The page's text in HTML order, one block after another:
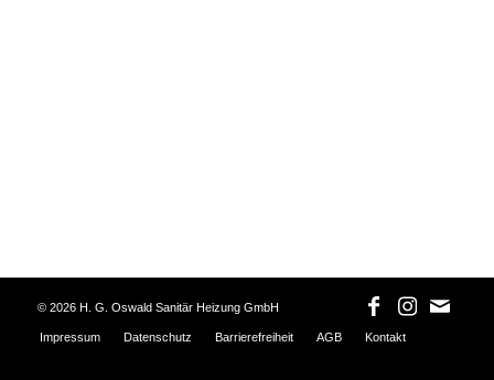
©2026 H. G. Oswald Sanitär Heizung GmbH
Impressum Datenschutz Barrierefreiheit AGB Kontakt